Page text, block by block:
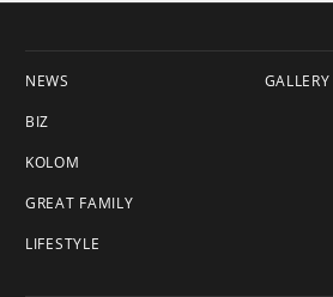
NEWS
BIZ
KOLOM
GREAT FAMILY
LIFESTYLE
GALLERY